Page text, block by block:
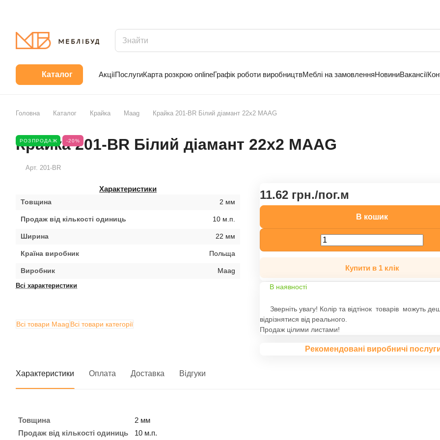
Каталог АкціїПослугиКарта розкрою onlineГрафік роботи виробництвМеблі на замовленняНовиниВакансії
Головна Каталог Крайка Maag Крайка 201-ВR Білий діамант 22х2 MАAG
РОЗПРОДАЖ -20%
Крайка 201-ВR Білий діамант 22х2 MАAG
Арт. 201-ВR
Характеристики
Товщина 2 мм
Продаж від кількості одиниць 10 м.п.
Ширина 22 мм
Країна виробник Польща
Виробник Maag
Всі характеристики
Всі товари Maag Всі товари категорії
11.62 грн./пог.м
В кошик
Купити в 1 клік
В наявності
Зверніть увагу! Колір та відтінок товарів можуть
відрізнятися від реального.
Продаж цілими листами!
Рекомендовані виробничі
Характеристики Оплата Доставка Відгуки
Товщина
2 мм
Продаж від кількості одиниць
10 м.п.